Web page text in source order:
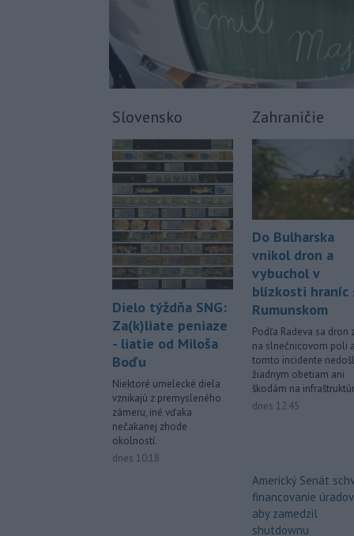
Slovensko
Dielo týždňa SNG:
Za(k)liate peniaze
- liatie od Miloša
Boďu
Niektoré umelecké diela
vznikajú z premysleného
zámeru, iné vďaka
nečakanej zhode
okolností.
dnes 10:18
Zahraničie
Do Bulharska
vnikol dron a
vybuchol v
blízkosti hraníc
Rumunskom
Podľa Radeva sa dron
na slnečnicovom poli
tomto incidente
žiadnym obetiam ani
škodám na
dnes 12:45
Americký Senát
financovanie úradov,
aby zamedzil
shutdownu